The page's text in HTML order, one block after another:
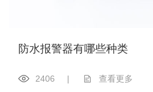
防水报警器有哪些种类
2406 | 查看更多